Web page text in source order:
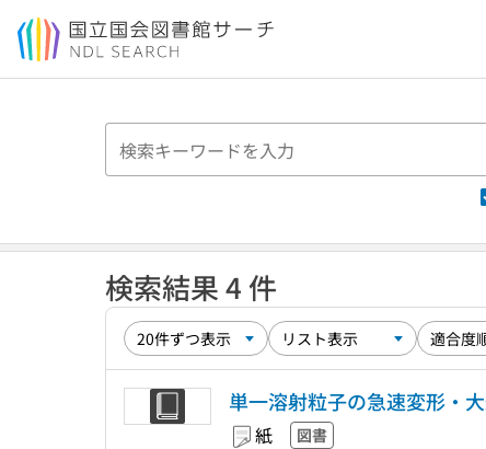
本文へ移動
検索結果 4 件
単一溶射粒子の急速変形・
紙 図書